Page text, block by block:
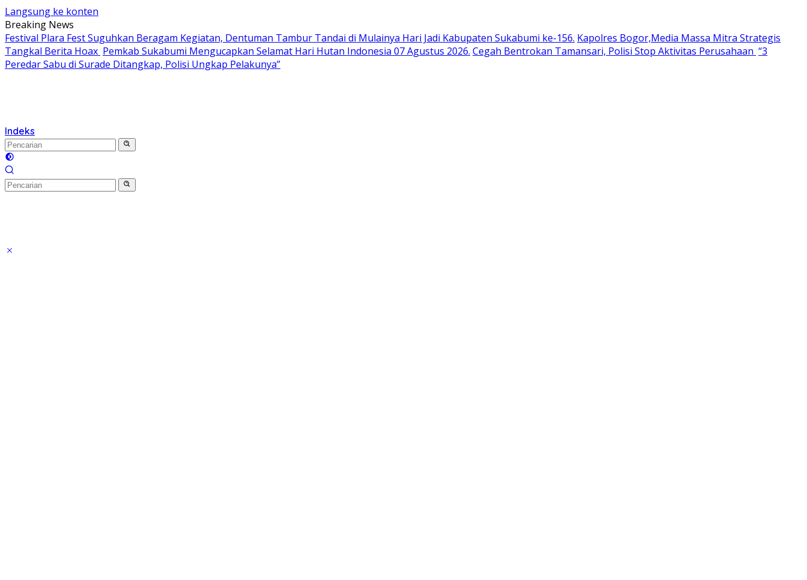
Langsung ke konten
Breaking News
Festival Plara Fest Suguhkan Beragam Kegiatan, Dentuman Tambur Tandai di Mulainya Hari Jadi Kabupaten Sukabumi ke-156. Kapolres Bogor,Media Massa Mitra Strategis
Tangkal Berita Hoax Pemkab Sukabumi Mengucapkan Selamat Hari Hutan Indonesia 07 Agustus 2026. Cegah Bentrokan Tamansari, Polisi Stop Aktivitas Perusahaan “3
Peredar Sabu di Surade Ditangkap, Polisi Ungkap Pelakunya”
Indeks